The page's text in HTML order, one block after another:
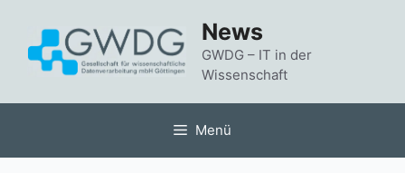
springen
News
GWDG – IT in der
Wissenschaft
Menü